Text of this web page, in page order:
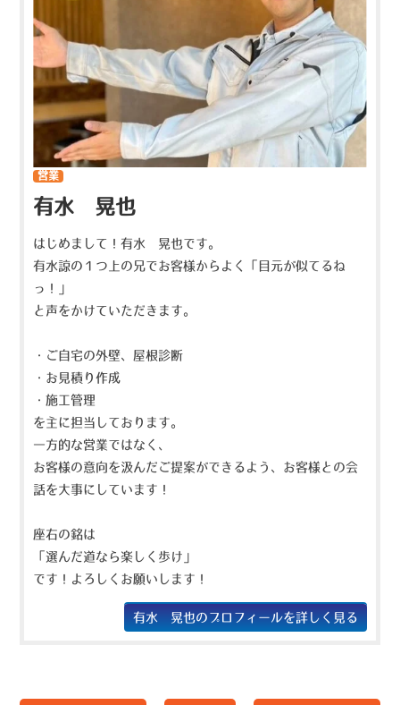
営業
有水 晃也
はじめまして！有水 晃也です。
有水諒の１つ上の兄でお客様からよく「目元が似てるね
っ！」
と声をかけていただきます。
・ご自宅の外壁、屋根診断
・お見積り作成
・施工管理
を主に担当しております。
一方的な営業ではなく、
お客様の意向を汲んだご提案ができるよう、お客様との会
話を大事にしています！
座右の銘は
「選んだ道なら楽しく歩け」
です！よろしくお願いします！
有水 晃也のプロフィールを詳しく見る